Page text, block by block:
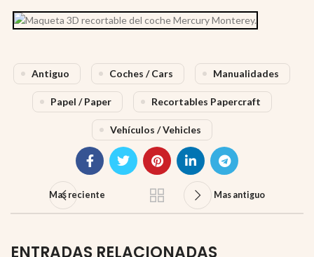
Antiguo Coches / Cars Manualidades
Papel / Paper Recortables Papercraft
Vehículos / Vehicles
Mas reciente Mas antiguo
ENTRADAS RELACIONADAS